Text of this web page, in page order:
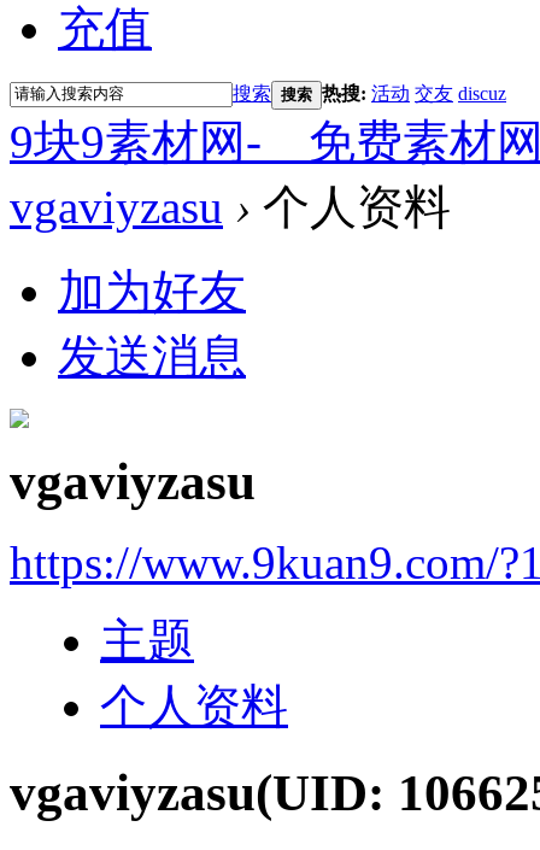
充值
搜索 搜索 热搜: 活动 交友 discuz
9块9素材网-＿免费素材
vgaviyzasu › 个人资料
加为好友
发送消息
vgaviyzasu
https://www.9kuan9.com/
主题
个人资料
vgaviyzasu(UID: